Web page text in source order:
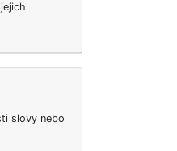
slovy nebo